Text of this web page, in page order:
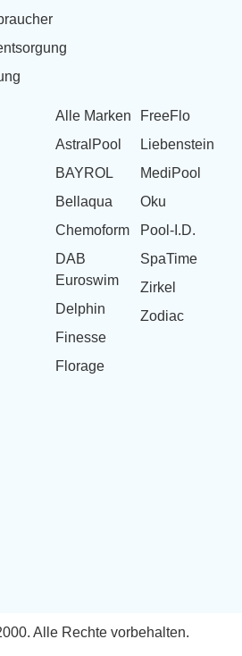
Alle Marken
AstralPool
BAYROL
Bellaqua
Chemoform
DAB
Euroswim
Delphin
Finesse
Florage
FreeFlo
Liebenstein
MediPool
Oku
Pool-I.D.
SpaTime
Zirkel
Zodiac
Alle Rechte vorbehalten.